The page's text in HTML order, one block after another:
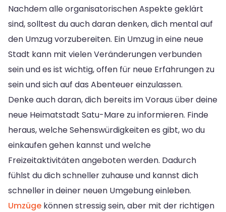
Nachdem alle organisatorischen Aspekte geklärt
sind, solltest du auch daran denken, dich mental auf
den Umzug vorzubereiten. Ein Umzug in eine neue
Stadt kann mit vielen Veränderungen verbunden
sein und es ist wichtig, offen für neue Erfahrungen zu
sein und sich auf das Abenteuer einzulassen.
Denke auch daran, dich bereits im Voraus über deine
neue Heimatstadt Satu-Mare zu informieren. Finde
heraus, welche Sehenswürdigkeiten es gibt, wo du
einkaufen gehen kannst und welche
Freizeitaktivitäten angeboten werden. Dadurch
fühlst du dich schneller zuhause und kannst dich
schneller in deiner neuen Umgebung einleben.
Umzüge können stressig sein, aber mit der richtigen